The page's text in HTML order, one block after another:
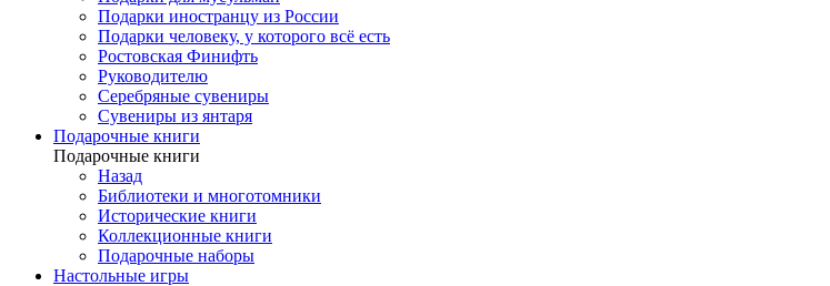
Подарки иностранцу из России
Подарки человеку, у которого всё есть
Ростовская Финифть
Руководителю
Серебряные сувениры
Сувениры из янтаря
Подарочные книги
Подарочные книги
Назад
Библиотеки и многотомники
Исторические книги
Коллекционные книги
Подарочные наборы
Настольные игры